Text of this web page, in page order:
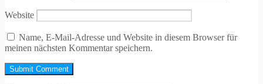
Website
Name, E-Mail-Adresse und Website in diesem Browser für
meinen nächsten Kommentar speichern.